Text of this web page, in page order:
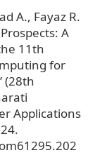
A., Fayaz R.
A
11th
for
(28th
Applications